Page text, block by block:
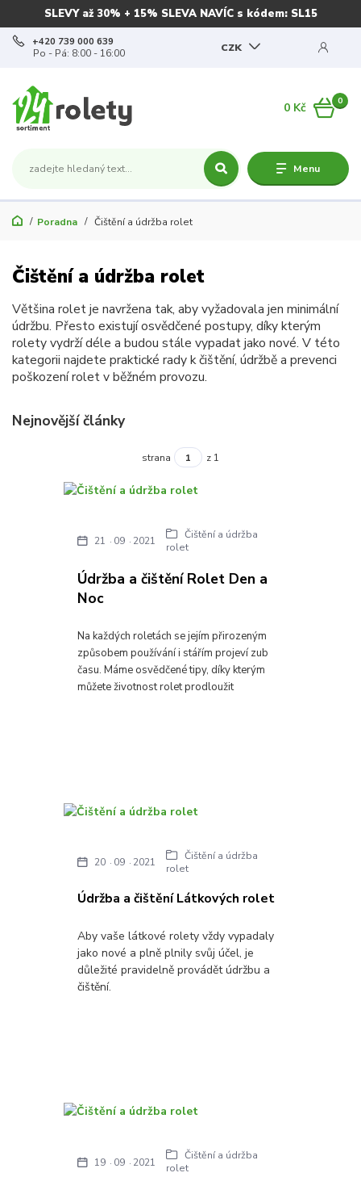
SLEVY až 30% + 15% SLEVA NAVÍC s kódem: SL15
Menu
CZK
+420 739 000 639
Po - Pá: 8:00 - 16:00
0
0 Kč
Poradna Čištění a údržba rolet
Čištění a údržba rolet
Většina rolet je navržena tak, aby vyžadovala jen minimální
údržbu. Přesto existují osvědčené postupy, díky kterým
rolety vydrží déle a budou stále vypadat jako nové. V této
kategorii najdete praktické rady k čištění, údržbě a prevenci
poškození rolet v běžném provozu.
Nejnovější články
strana z 1
Údržba a čištění Rolet Den a
Noc
21 09 2021
Čištění a údržba
rolet
Na každých roletách se jejím přirozeným
způsobem používání i stářím projeví zub
času. Máme osvědčené tipy, díky kterým
můžete životnost rolet prodloužit
Údržba a čištění Látkových rolet
20 09 2021
Čištění a údržba
rolet
Aby vaše látkové rolety vždy vypadaly
jako nové a plně plnily svůj účel, je
důležité pravidelně provádět údržbu a
čištění.
19 09 2021
Čištění a údržba
rolet